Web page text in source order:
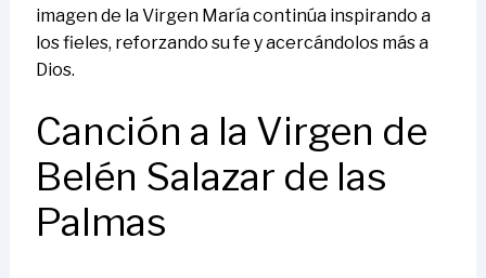
imagen de la Virgen María continúa inspirando a
los fieles, reforzando su fe y acercándolos más a
Dios.
Canción a la Virgen de
Belén Salazar de las
Palmas